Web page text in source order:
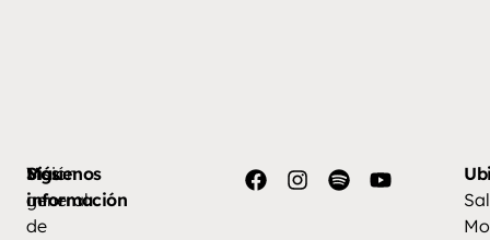
Más
información
Visión
general
de
Síguenos